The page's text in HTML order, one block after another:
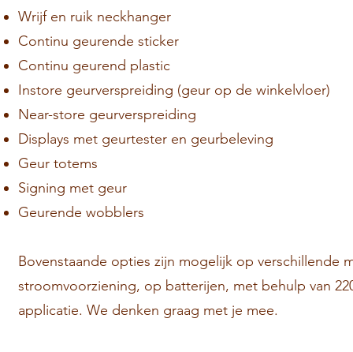
Wrijf en ruik neckhanger
Continu geurende sticker
Continu geurend plastic
Instore geurverspreiding (geur op de winkelvloer)
Near-store geurverspreiding
Displays met geurtester en geurbeleving
Geur totems
Signing met geur
Geurende wobblers
Bovenstaande opties zijn mogelijk op verschillende
stroomvoorziening, op batterijen, met behulp van
applicatie. We denken graag met je mee.